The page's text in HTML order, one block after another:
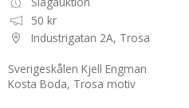
50 kr
Industrigatan 2A, Trosa
Sverigeskålen Kjell Engman
Kosta Boda, Trosa motiv